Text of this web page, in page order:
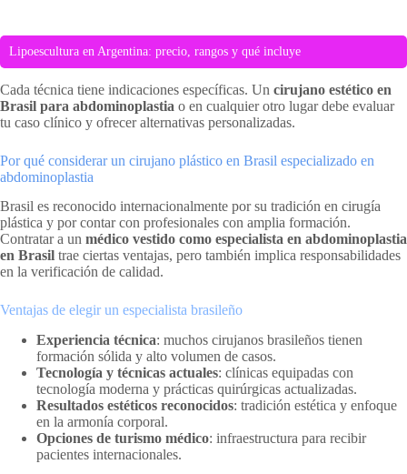
Lipoescultura en Argentina: precio, rangos y qué incluye
Cada técnica tiene indicaciones específicas. Un cirujano estético en
Brasil para abdominoplastia o en cualquier otro lugar debe evaluar
tu caso clínico y ofrecer alternativas personalizadas.
Por qué considerar un cirujano plástico en Brasil especializado en
abdominoplastia
Brasil es reconocido internacionalmente por su tradición en cirugía
plástica y por contar con profesionales con amplia formación.
Contratar a un médico vestido como especialista en abdominoplastia
en Brasil trae ciertas ventajas, pero también implica responsabilidades
en la verificación de calidad.
Ventajas de elegir un especialista brasileño
Experiencia técnica: muchos cirujanos brasileños tienen
formación sólida y alto volumen de casos.
Tecnología y técnicas actuales: clínicas equipadas con
tecnología moderna y prácticas quirúrgicas actualizadas.
Resultados estéticos reconocidos: tradición estética y enfoque
en la armonía corporal.
Opciones de turismo médico: infraestructura para recibir
pacientes internacionales.